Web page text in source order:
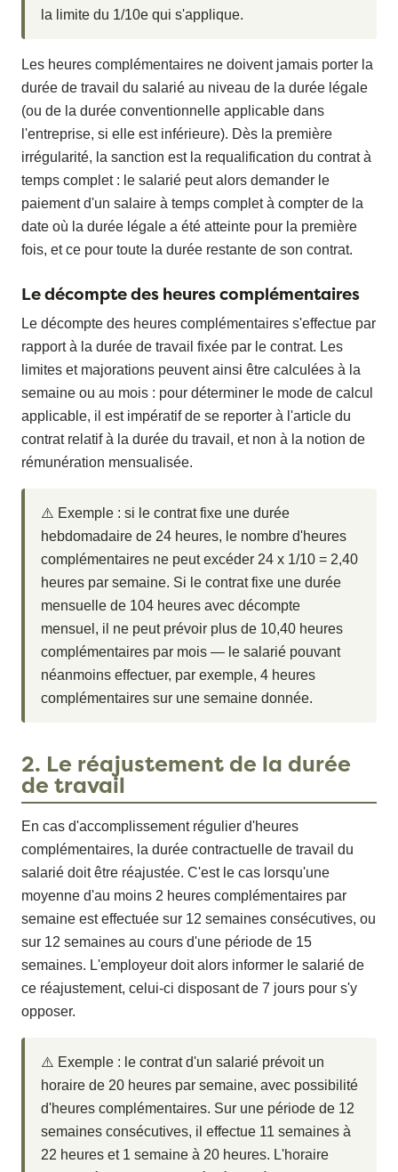
la limite du 1/10e qui s'applique.
Les heures complémentaires ne doivent jamais porter la
durée de travail du salarié au niveau de la durée légale
(ou de la durée conventionnelle applicable dans
l'entreprise, si elle est inférieure). Dès la première
irrégularité, la sanction est la requalification du contrat à
temps complet : le salarié peut alors demander le
paiement d'un salaire à temps complet à compter de la
date où la durée légale a été atteinte pour la première
fois, et ce pour toute la durée restante de son contrat.
Le décompte des heures complémentaires
Le décompte des heures complémentaires s'effectue par
rapport à la durée de travail fixée par le contrat. Les
limites et majorations peuvent ainsi être calculées à la
semaine ou au mois : pour déterminer le mode de calcul
applicable, il est impératif de se reporter à l'article du
contrat relatif à la durée du travail, et non à la notion de
rémunération mensualisée.
⚠️ Exemple : si le contrat fixe une durée
hebdomadaire de 24 heures, le nombre d'heures
complémentaires ne peut excéder 24 x 1/10 = 2,40
heures par semaine. Si le contrat fixe une durée
mensuelle de 104 heures avec décompte
mensuel, il ne peut prévoir plus de 10,40 heures
complémentaires par mois — le salarié pouvant
néanmoins effectuer, par exemple, 4 heures
complémentaires sur une semaine donnée.
2. Le réajustement de la durée
de travail
En cas d'accomplissement régulier d'heures
complémentaires, la durée contractuelle de travail du
salarié doit être réajustée. C'est le cas lorsqu'une
moyenne d'au moins 2 heures complémentaires par
semaine est effectuée sur 12 semaines consécutives, ou
sur 12 semaines au cours d'une période de 15
semaines. L'employeur doit alors informer le salarié de
ce réajustement, celui-ci disposant de 7 jours pour s'y
opposer.
⚠️ Exemple : le contrat d'un salarié prévoit un
horaire de 20 heures par semaine, avec possibilité
d'heures complémentaires. Sur une période de 12
semaines consécutives, il effectue 11 semaines à
22 heures et 1 semaine à 20 heures. L'horaire